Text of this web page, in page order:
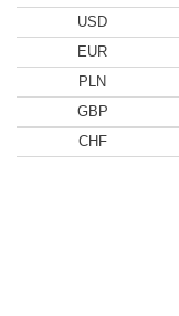
USD
EUR
PLN
GBP
CHF